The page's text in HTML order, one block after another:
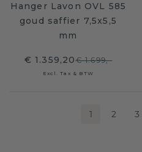
Hanger Lavon OVL 585
goud saffier 7,5x5,5
mm
€ 1.359,20€ 1.699,-
Excl. Tax & BTW
1 2 3